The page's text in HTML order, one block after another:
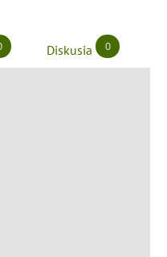
Diskusia 0